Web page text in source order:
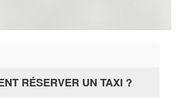
RÉSERVER UN TAXI ?